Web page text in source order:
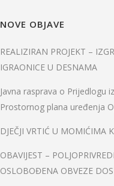
NOVE OBJAVE
REALIZIRAN PROJEKT –
IGRAONICE U DESNAMA
Javna rasprava o Prijedlogu
Prostornog plana uređenja
DJEČJI VRTIĆ U MOMIĆIMA
OBAVIJEST –
OSLOBOĐENA OBVEZE